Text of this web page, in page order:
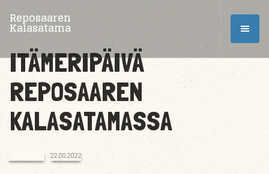
Reposaaren
Kalasatama
ITÄMERIPÄIVÄ
REPOSAAREN
KALASATAMASSA
OTHERS 22.08.2022